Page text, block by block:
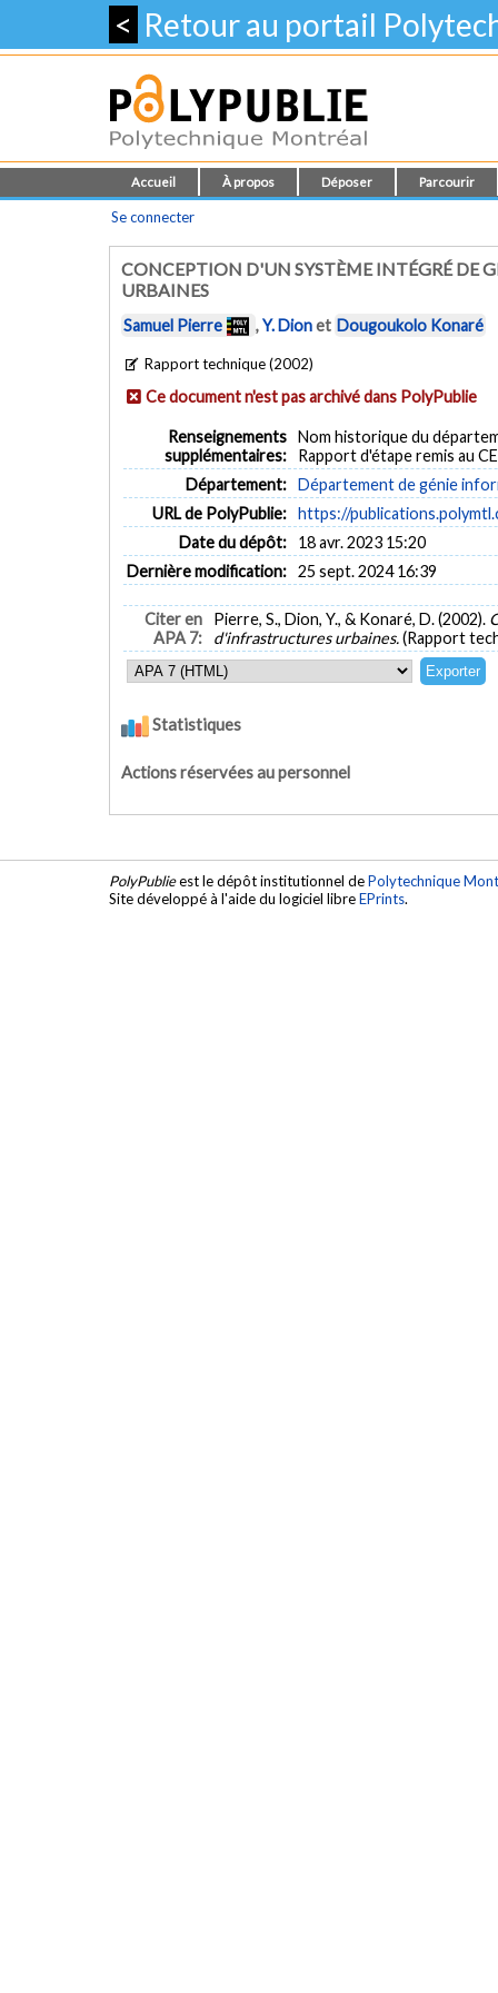
< Retour au portail
Accueil À propos Déposer Parcourir
Se connecter
CONCEPTION D'UN SYSTÈME INTÉGRÉ DE
URBAINES
Samuel Pierre ,Y. Dionet Dougoukolo Konaré
Rapport technique (2002)
Ce document n'est pas archivé dans PolyPublie
Renseignements
supplémentaires:
Nom historique du
Rapport d'étape remis au
Département: Département de génie
URL de PolyPublie: https://
Date du dépôt:
18 avr. 2023 15:20
Dernière modification: 25 sept. 2024 16:39
Citer en
APA 7:
Pierre, S., Dion, Y., & Konaré, D. (2002).
d'infrastructures urbaines.(Rapport
Statistiques
Actions réservées au personnel
PolyPublieest le dépôt institutionnel dePolytechnique
Site développé à l'aide du logiciel libreEPrints.